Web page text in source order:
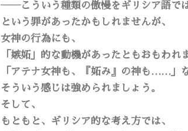
――こういう種類の傲慢をギリシア語で
という罪があったかもしれませんが、
女神の行為にも、
「嫉妬」的な動機があったともおもわれ
「アテナ女神も、『妬み』の神も……」
そういう感じは強められましょう。
そして、
もともと、ギリシア的な考え方では、